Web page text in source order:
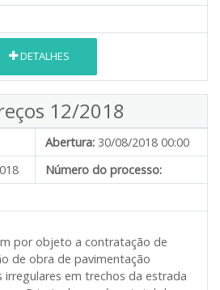
DETALHES
12/2018
Abertura: 30/08/2018 00:00
Número do processo:
por objeto a contratação de
de obra de pavimentação
em trechos da estrada